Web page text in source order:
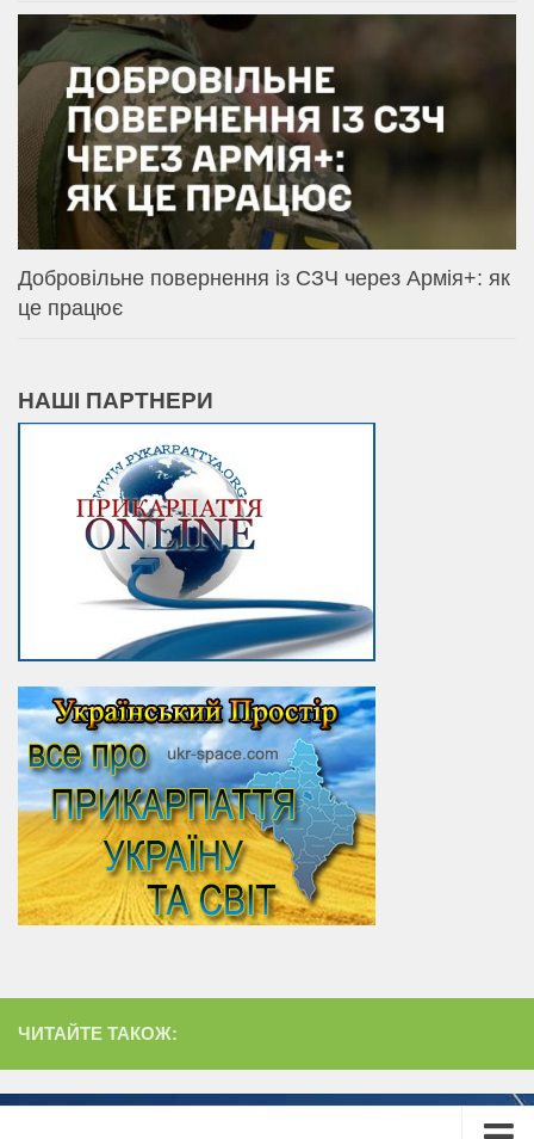
Добровільне повернення із СЗЧ через Армія+: як
це працює
НАШІ ПАРТНЕРИ
ЧИТАЙТЕ ТАКОЖ: